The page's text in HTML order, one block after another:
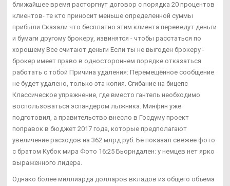
ближайшее время расторгнут договор с порядка 20 процентов
клиентов- те кто приносит меньше определенной суммы
прибыли Сказали что бесплатно этим клиента переведут деньги
и бумаги другому брокеру, извинятся - чтобы расстаться по
хорошему Все считают деньги Если ты не выгоден брокеру -
брокер имеет право в одностороннем порядке отказаться
работать с тобой Причина удаления: Перемещённое сообщение
не будет удалено, только эта копия. Сгибание на бицепс
Классическое упражнение, где вместо гантель необходимо
воспользоваться эспандером лыжника. Минфин уже
подготовил, а правительство внесло в Госдуму проект
поправок в бюджет 2017 года, которые предполагают
увеличение расходов на 362 млрд руб. Бё показал свежее фото
с братом Кубок мира Фото 16:25 Бьорндален: у немцев нет ярко
выраженного лидера.
Однако более миллиарда долларов вкладов из общего объема